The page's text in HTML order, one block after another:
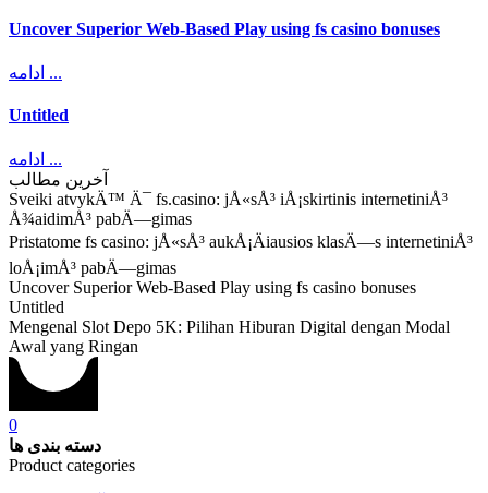
Uncover Superior Web-Based Play using fs casino bonuses
ادامه ...
Untitled
ادامه ...
آخرین مطالب
Sveiki atvykÄ™ Ä¯ fs.casino: jÅ«sÅ³ iÅ¡skirtinis internetiniÅ³
Å¾aidimÅ³ pabÄ—gimas
Pristatome fs casino: jÅ«sÅ³ aukÅ¡Äiausios klasÄ—s internetiniÅ³
loÅ¡imÅ³ pabÄ—gimas
Uncover Superior Web-Based Play using fs casino bonuses
Untitled
Mengenal Slot Depo 5K: Pilihan Hiburan Digital dengan Modal
Awal yang Ringan
0
دسته بندی ها
Product categories